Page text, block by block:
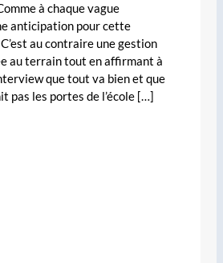
à chaque vague
anticipation pour cette
au contraire une gestion
au terrain tout en affirmant à
que tout va bien et que
pas les portes de l’école […]